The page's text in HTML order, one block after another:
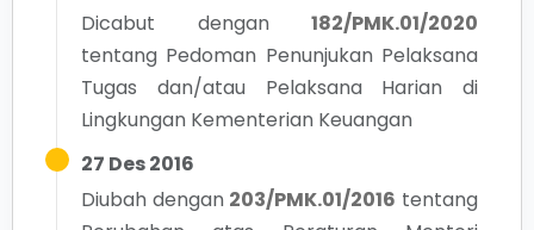
Dicabut dengan
182/PMK.01/2020
tentang Pedoman Penunjukan Pelaksana
Tugas dan/atau Pelaksana Harian di
Lingkungan Kementerian Keuangan
27 Des 2016
Diubah dengan 203/PMK.01/2016 tentang